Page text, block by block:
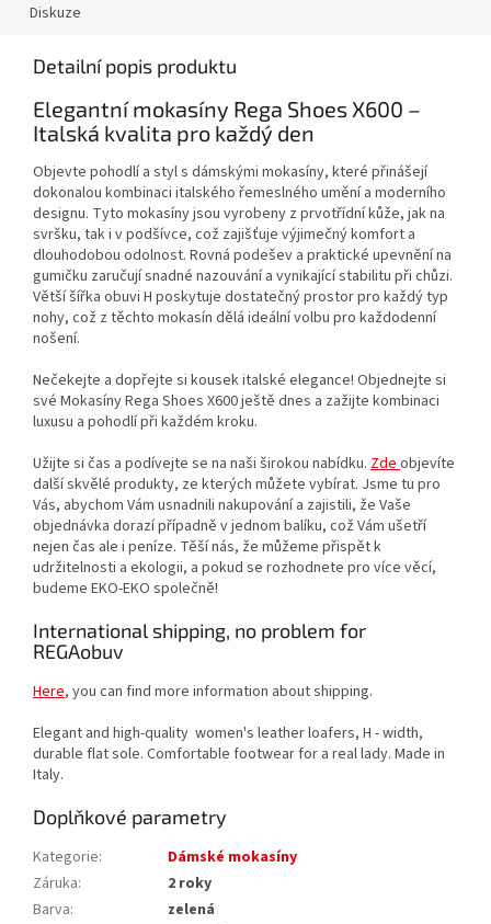
Diskuze
Detailní popis produktu
Elegantní mokasíny Rega Shoes X600 –
Italská kvalita pro každý den
Objevte pohodlí a styl s dámskými mokasíny, které přinášejí
dokonalou kombinaci italského řemeslného umění a moderního
designu. Tyto mokasíny jsou vyrobeny z prvotřídní kůže, jak na
svršku, tak i v podšívce, což zajišťuje výjimečný komfort a
dlouhodobou odolnost. Rovná podešev a praktické upevnění na
gumičku zaručují snadné nazouvání a vynikající stabilitu při chůzi.
Větší šířka obuvi H poskytuje dostatečný prostor pro každý typ
nohy, což z těchto mokasín dělá ideální volbu pro každodenní
nošení.
Nečekejte a dopřejte si kousek italské elegance! Objednejte si
své Mokasíny Rega Shoes X600 ještě dnes a zažijte kombinaci
luxusu a pohodlí při každém kroku.
Užijte si čas a podívejte se na naši širokou nabídku. Zdeobjevíte
další skvělé produkty, ze kterých můžete vybírat. Jsme tu pro
Vás, abychom Vám usnadnili nakupování a zajistili, že Vaše
objednávka dorazí případně v jednom balíku, což Vám ušetří
nejen čas ale i peníze. Těší nás, že můžeme přispět k
udržitelnosti a ekologii, a pokud se rozhodnete pro více věcí,
budeme EKO-EKO společně!
International shipping, no problem for
REGAobuv
Here, you can find more information about shipping.
Elegant and high-quality women's leather loafers, H - width,
durable flat sole. Comfortable footwear for a real lady. Made in
Italy.
Doplňkové parametry
Kategorie:
Dámské mokasíny
Záruka:
2 roky
Barva:
zelená